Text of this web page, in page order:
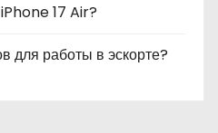
17 Air?
для работы в эскорте?